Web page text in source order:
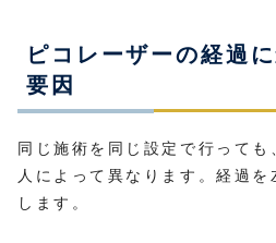
ピコレーザーの経過
要因
同じ施術を同じ設定で行って
人によって異なります。経過
します。